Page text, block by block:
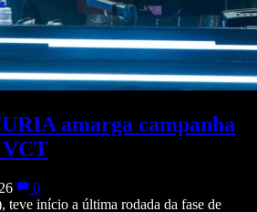
amarga campanha
VCT
0
teve início a última rodada da fase de